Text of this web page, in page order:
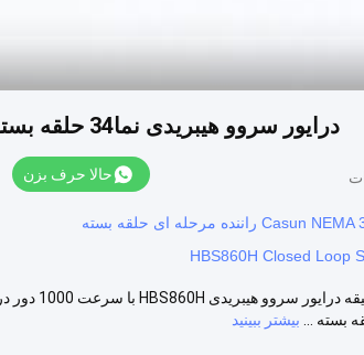
درایور سروو هیبریدی نما34 حلقه بسته استپر 1000RPM
حالا حرف بزن
HBS860H Closed Loop
بیشتر ببینید